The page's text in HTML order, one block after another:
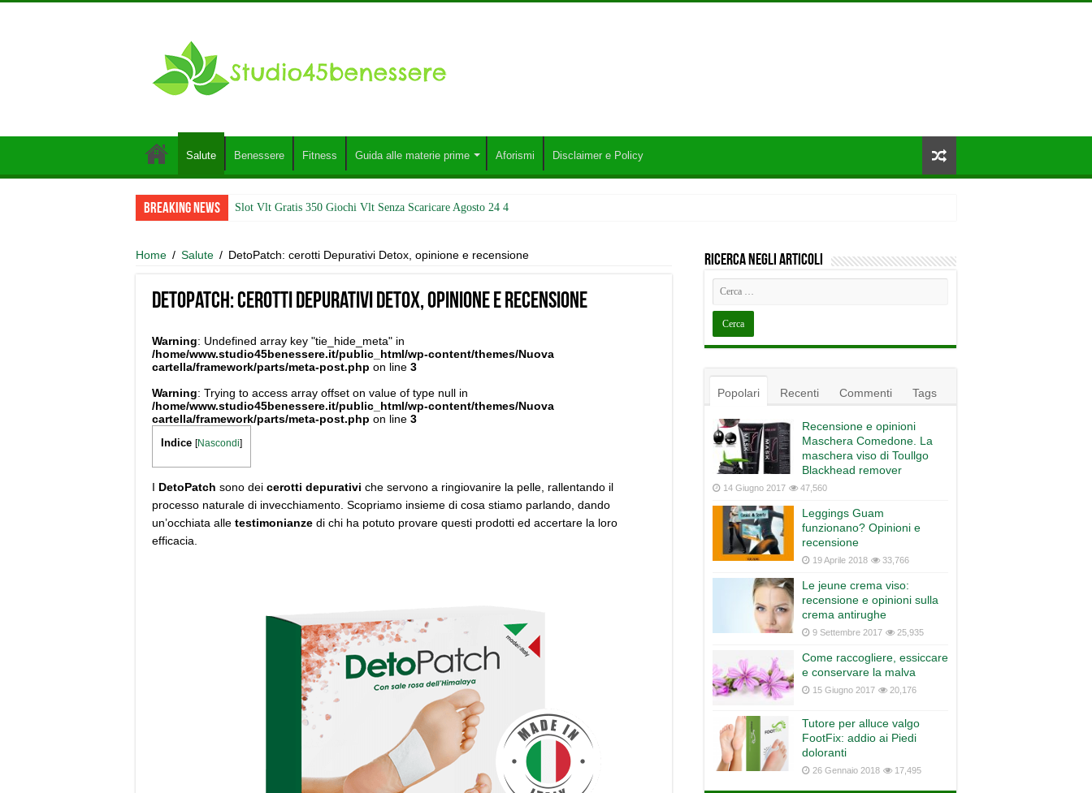
Salute Benessere Fitness Guida alle materie prime Aforismi Disclaimer e Policy
Breaking News Slot Vlt Gratis 350 Giochi Vlt Senza Scaricare Agosto 24 4
Home / Salute / DetoPatch: cerotti Depurativi Detox, opinione e recensione
DetoPatch: cerotti Depurativi Detox, opinione e recensione
Warning: Undefined array key "tie_hide_meta" in
/home/www.studio45benessere.it/public_html/wp-content/themes/Nuova
cartella/framework/parts/meta-post.php on line 3
Warning: Trying to access array offset on value of type null in
/home/www.studio45benessere.it/public_html/wp-content/themes/Nuova
cartella/framework/parts/meta-post.php on line 3
Indice [Nascondi]
I DetoPatch sono dei cerotti depurativi che servono a ringiovanire la pelle, rallentando il
processo naturale di invecchiamento. Scopriamo insieme di cosa stiamo parlando, dando
un’occhiata alle testimonianze di chi ha potuto provare questi prodotti ed accertare la loro
efficacia.
Ricerca negli articoli
Popolari Recenti Commenti Tags
Recensione e opinioni
Maschera Comedone. La
maschera viso di Toullgo
Blackhead remover
14 Giugno 2017 47,560
Leggings Guam
funzionano? Opinioni e
recensione
19 Aprile 2018 33,766
Le jeune crema viso:
recensione e opinioni sulla
crema antirughe
9 Settembre 2017 25,935
Come raccogliere, essiccare
e conservare la malva
15 Giugno 2017 20,176
Tutore per alluce valgo
FootFix: addio ai Piedi
doloranti
26 Gennaio 2018 17,495